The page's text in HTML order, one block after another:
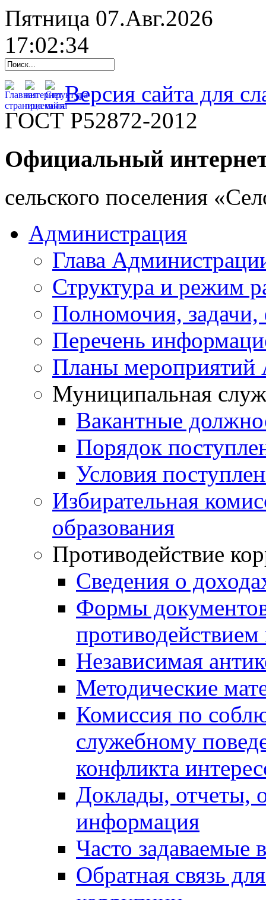
Пятница 07.Авг.2026
17:02:35
Версия сайта для
ГОСТ Р52872-2012
Официальный
cельского поселения
Администрация
Глава
Структура и режим
Полномочия,
Перечень
Планы мероприятий
Муниципальная
Вакантные
Порядок
Условия
Избирательная
образования
Противодействие
Сведения о
Формы
Независимая
Методические
Комиссия по
служебному
конфликта
Доклады, отчеты,
информация
Часто задаваемые
Обратная связь